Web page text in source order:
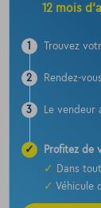
12 mois
1 Trouvez
2 Rendez-
3 Le
✓
Profitez de
✓
Dans
✓ Véhicule